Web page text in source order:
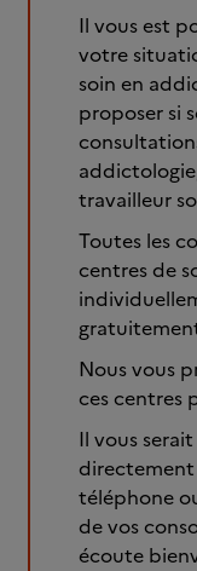
Il vous est
votre
soin en
proposer si
travailleur
Toutes les
centres de
Nous vous
ces centres
Il vous
téléphone
de vos
écoute